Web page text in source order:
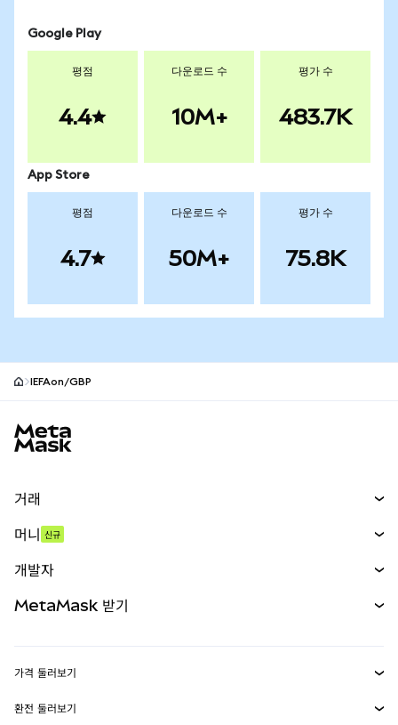
Google Play
평점
4.4
다운로드 수
10M+
평가 수
483.7K
App Store
평점
4.7
다운로드 수
50M+
평가 수
75.8K
IEFAon/GBP
거래
무기한 선물
실물자산
머니 신규
개발자
MetaMask Connect
MetaMask 받기
가격 둘러보기
이더리움 가격
환전 둘러보기